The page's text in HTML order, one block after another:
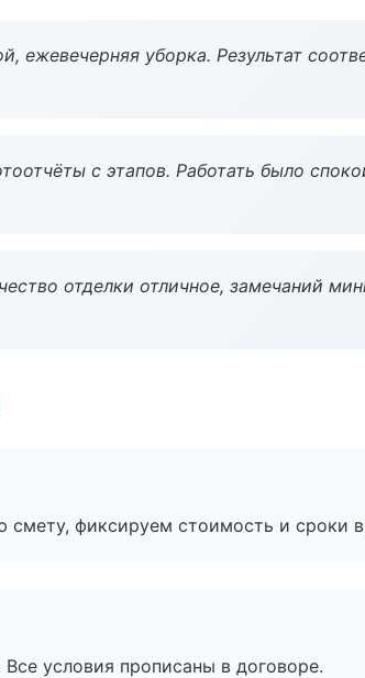
ежевечерняя уборка. Результат
с этапов. Работать было
отделки отличное, замечаний
смету, фиксируем стоимость и сроки
условия прописаны в договоре.